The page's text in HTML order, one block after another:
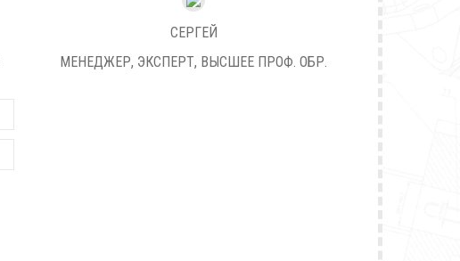
СЕРГЕЙ
МЕНЕДЖЕР, ЭКСПЕРТ, ВЫСШЕЕ ПРОФ. ОБР.